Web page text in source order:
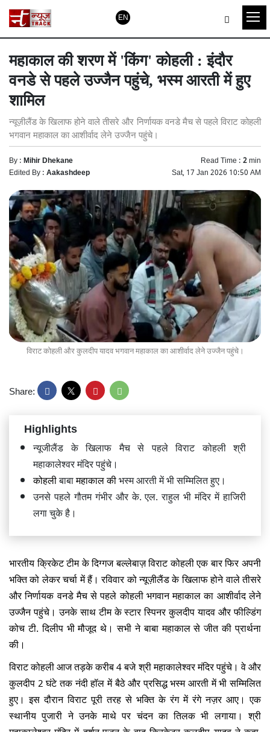
EN
महाकाल की शरण में 'किंग' कोहली : इंदौर
वनडे से पहले उज्जैन पहुंचे, भस्म आरती में हुए
शामिल
न्यूज़ीलैंड के खिलाफ होने वाले तीसरे और निर्णायक वनडे मैच से पहले विराट कोहली
भगवान महाकाल का आशीर्वाद लेने उज्जैन पहुंचे।
By :Mihir Dhekane Read Time :2min
Edited By :Aakashdeep Sat, 17 Jan 2026 10:50 AM
विराट कोहली और कुलदीप यादव भगवान महाकाल का आशीर्वाद लेने उज्जैन पहुंचे।
Share:
Highlights
न्यूजीलैंड के खिलाफ मैच से पहले विराट कोहली श्री
महाकालेश्वर मंदिर पहुंचे।
कोहलीबाबामहाकाल कीभस्म आरती में भी सम्मिलित हुए।
उनसे पहले गौतम गंभीर और के. एल. राहुल भी मंदिर में हाजिरी
लगा चुके है।
भारतीय क्रिकेट टीम के दिग्गज बल्लेबाज़ विराट कोहली एक बार फिर अपनी
भक्ति को लेकर चर्चा में हैं। रविवार को न्यूज़ीलैंड के खिलाफ होने वाले तीसरे
और निर्णायक वनडे मैच से पहले कोहली भगवान महाकाल का आशीर्वाद लेने
उज्जैन पहुंचे। उनके साथ टीम के स्टार स्पिनर कुलदीप यादव और फील्डिंग
कोच टी. दिलीप भी मौजूद थे। सभी ने बाबा महाकाल से जीत की प्रार्थना
की।
विराट कोहली आज तड़के करीब 4 बजे श्री महाकालेश्वर मंदिर पहुंचे। वे और
कुलदीप 2 घंटे तक नंदी हॉल में बैठे और प्रसिद्ध भस्म आरती में भी सम्मिलित
हुए। इस दौरान विराट पूरी तरह से भक्ति के रंग में रंगे नज़र आए। एक
स्थानीय पुजारी ने उनके माथे पर चंदन का तिलक भी लगाया। श्री